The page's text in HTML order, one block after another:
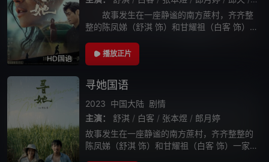
HD国语
故事发生在一座静谧的南方蔗村，齐齐整
整的陈凤娣（舒淇 饰）和甘耀祖（白客 饰）一
打破了原本看起来的宁静和美好 。在一次次挫
折和变故中，陈凤娣开启了寻找家人
播放正片
寻她国语
2023 中国大陆 剧情
主演：
舒淇 / 白客 / 张本煜 / 郎月婷
故事发生在一座静谧的南方蔗村，齐齐整整的
陈凤娣（舒淇 饰）和甘耀祖（白客 饰）一家正